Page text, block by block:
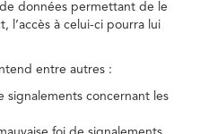
données permettant de le
l’accès à celui-ci pourra lui
entre autres :
signalements concernant les